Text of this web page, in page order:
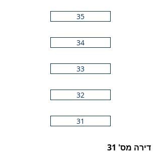
35
34
33
32
31
דירה מס' 31